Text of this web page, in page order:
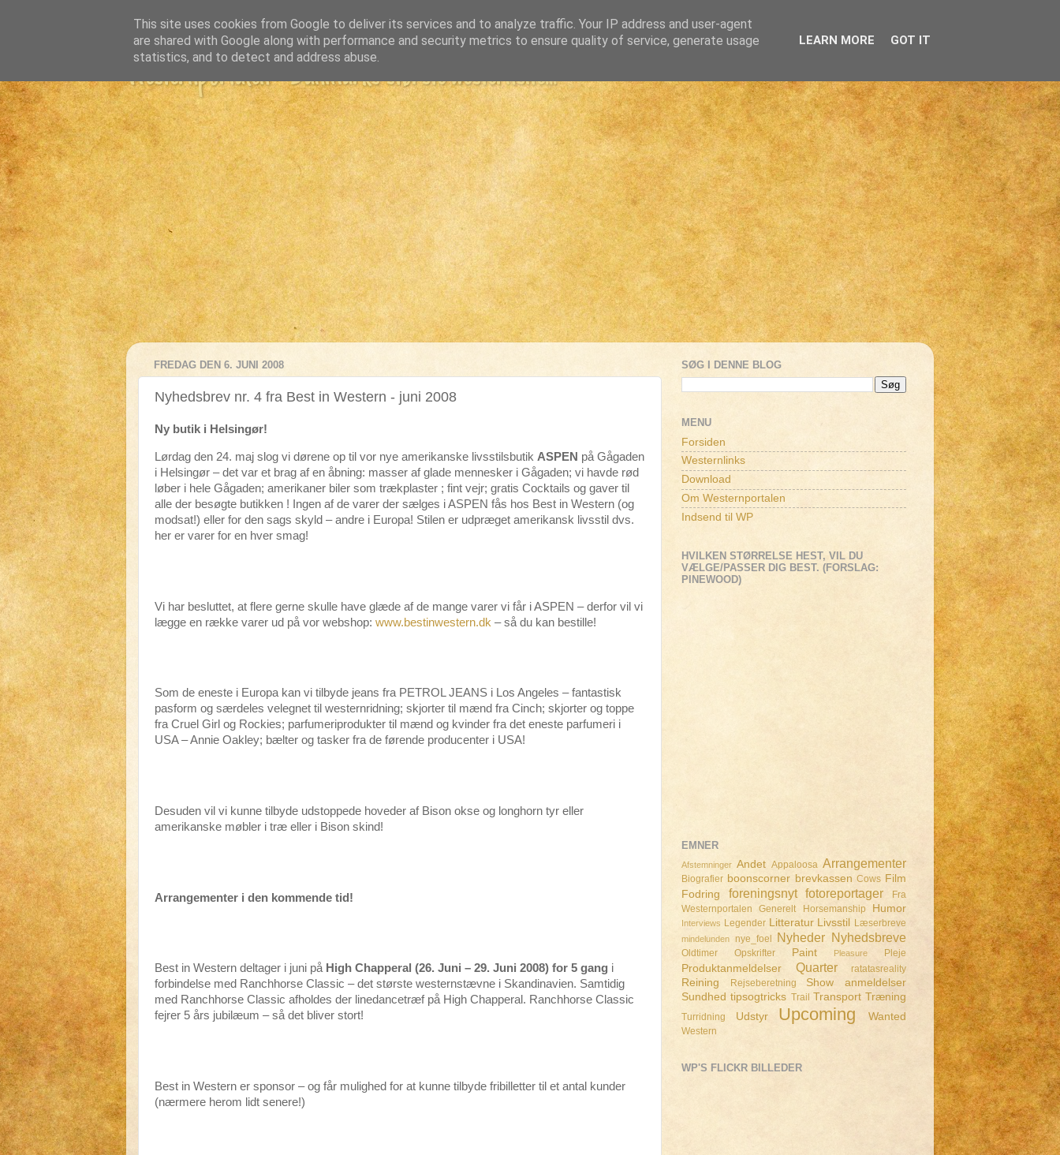
Westernportalen - Danmarks største westernsite...
FREDAG DEN 6. JUNI 2008
Nyhedsbrev nr. 4 fra Best in Western - juni 2008
Ny butik i Helsingør!
Lørdag den 24. maj slog vi dørene op til vor nye amerikanske livsstilsbutik ASPEN på Gågaden
i Helsingør – det var et brag af en åbning: masser af glade mennesker i Gågaden; vi havde rød
løber i hele Gågaden; amerikaner biler som trækplaster ; fint vejr; gratis Cocktails og gaver til
alle der besøgte butikken ! Ingen af de varer der sælges i ASPEN fås hos Best in Western (og
modsat!) eller for den sags skyld – andre i Europa! Stilen er udpræget amerikansk livsstil dvs.
her er varer for en hver smag!
Vi har besluttet, at flere gerne skulle have glæde af de mange varer vi får i ASPEN – derfor vil vi
lægge en række varer ud på vor webshop: www.bestinwestern.dk – så du kan bestille!
Som de eneste i Europa kan vi tilbyde jeans fra PETROL JEANS i Los Angeles – fantastisk
pasform og særdeles velegnet til westernridning; skjorter til mænd fra Cinch; skjorter og toppe
fra Cruel Girl og Rockies; parfumeriprodukter til mænd og kvinder fra det eneste parfumeri i
USA – Annie Oakley; bælter og tasker fra de førende producenter i USA!
Desuden vil vi kunne tilbyde udstoppede hoveder af Bison okse og longhorn tyr eller
amerikanske møbler i træ eller i Bison skind!
Arrangementer i den kommende tid!
Best in Western deltager i juni på High Chapperal (26. Juni – 29. Juni 2008) for 5 gang i
forbindelse med Ranchhorse Classic – det største westernstævne i Skandinavien. Samtidig
med Ranchhorse Classic afholdes der linedancetræf på High Chapperal. Ranchhorse Classic
fejrer 5 års jubilæum – så det bliver stort!
Best in Western er sponsor – og får mulighed for at kunne tilbyde fribilletter til et antal kunder
(nærmere herom lidt senere!)
SØG I DENNE BLOG
MENU
Forsiden
Westernlinks
Download
Om Westernportalen
Indsend til WP
HVILKEN STØRRELSE HEST, VIL DU
VÆLGE/PASSER DIG BEST. (FORSLAG:
PINEWOOD)
EMNER
Afstemninger Andet Appaloosa Arrangementer
Biografier boonscorner brevkassen Cows Film
Fodring
foreningsnyt fotoreportager
Fra
Westernportalen
Generelt Horsemanship Humor
Interviews Legender Litteratur Livsstil Læserbreve
mindelunden nye_foel Nyheder Nyhedsbreve
Oldtimer Opskrifter Paint Pleasure Pleje
Produktanmeldelser Quarter ratatasreality
Reining Rejseberetning
Show anmeldelser
Sundhed tipsogtricks Trail Transport Træning
Turridning Udstyr Upcoming Wanted
Western
WP'S FLICKR BILLEDER
This site uses cookies from Google to deliver its services and to analyze traffic. Your IP address and user-agent
are shared with Google along with performance and security metrics to ensure quality of service, generate usage
statistics, and to detect and address abuse.
LEARN MORE GOT IT